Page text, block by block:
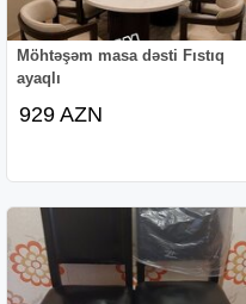
Möhtəşəm masa dəsti Fıstıq
ayaqlı
929 AZN